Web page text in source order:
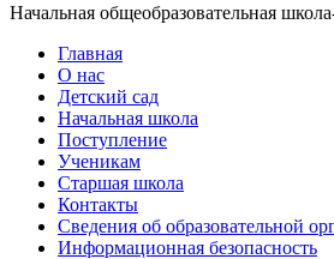
Начальная общеобразовательная
Главная
О нас
Детский сад
Начальная школа
Поступление
Ученикам
Старшая школа
Контакты
Сведения об образовательной
Информационная безопасность